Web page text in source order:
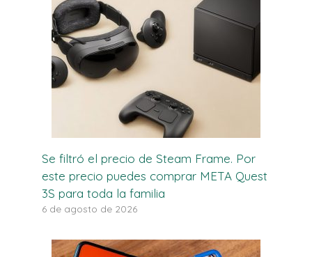
Se filtró el precio de Steam Frame. Por
este precio puedes comprar META Quest
3S para toda la familia
6 de agosto de 2026